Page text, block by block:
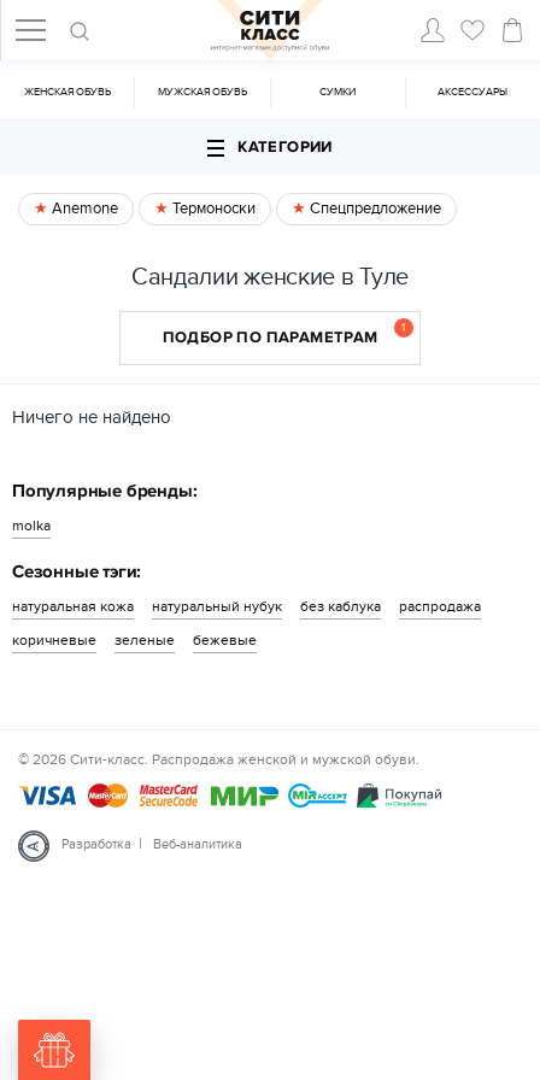
ЖЕНСКАЯ ОБУВЬ МУЖСКАЯ ОБУВЬ CУМКИ АКСЕССУАРЫ
КАТЕГОРИИ
Anemone Термоноски Спецпредложение
Сандалии женские в Туле
ПОДБОР ПО ПАРАМЕТРАМ 1
Ничего не найдено
Популярные бренды:
molka
Сезонные тэги:
натуральная кожа натуральный нубук без каблука
распродажа
коричневые
зеленые бежевые
© 2026 Сити-класс. Распродажа женской и мужской обуви.
Разработка | Веб-аналитика